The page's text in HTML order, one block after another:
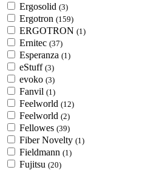
Ergosolid (3)
Ergotron (159)
ERGOTRON (1)
Ernitec (37)
Esperanza (1)
eStuff (3)
evoko (3)
Fanvil (1)
Feelworld (12)
Feelworld (2)
Fellowes (39)
Fiber Novelty (1)
Fieldmann (1)
Fujitsu (20)